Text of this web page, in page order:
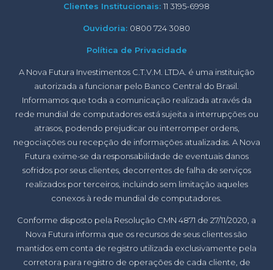
Clientes Institucionais: 11 3195-6998
Ouvidoria: 0800 724 3080
Política de Privacidade
A Nova Futura Investimentos C.T.V.M. LTDA. é uma instituição
autorizada a funcionar pelo Banco Central do Brasil.
Informamos que toda a comunicação realizada através da
rede mundial de computadores está sujeita a interrupções ou
atrasos, podendo prejudicar ou interromper ordens,
negociações ou recepção de informações atualizadas. A Nova
Futura exime-se da responsabilidade de eventuais danos
sofridos por seus clientes, decorrentes de falha de serviços
realizados por terceiros, incluindo sem limitação aqueles
conexos à rede mundial de computadores.
Conforme disposto pela Resolução CMN 4871 de 27/11/2020, a
Nova Futura informa que os recursos de seus clientes são
mantidos em conta de registro utilizada exclusivamente pela
corretora para registro de operações de cada cliente, de